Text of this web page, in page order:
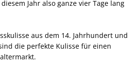
Jahr also ganze vier Tage lang
aus dem 14. Jahrhundert und
die perfekte Kulisse für einen